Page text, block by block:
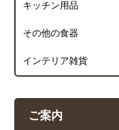
キッチン用品
その他の食器
インテリア雑貨
ご案内